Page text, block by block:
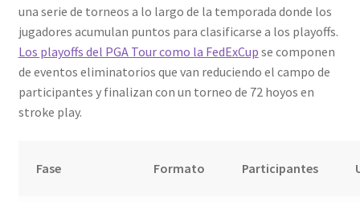
una serie de torneos a lo largo de la temporada donde los
jugadores acumulan puntos para clasificarse a los playoffs.
Los playoffs del PGA Tour como la FedExCup se componen
de eventos eliminatorios que van reduciendo el campo de
participantes y finalizan con un torneo de 72 hoyos en
stroke play.
Fase Formato Participantes